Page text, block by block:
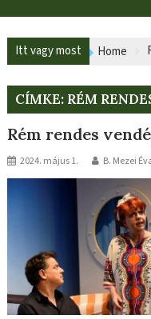
Itt vagy most Home
CÍMKE: RÉM
Rém rendes
2024. május 1. B. Mezei